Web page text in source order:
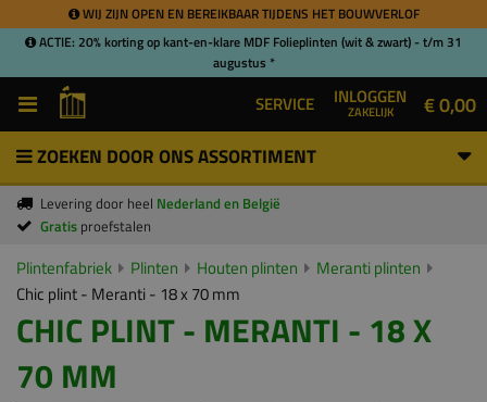
WIJ ZIJN OPEN EN BEREIKBAAR TIJDENS HET BOUWVERLOF
ACTIE: 20% korting op kant-en-klare MDF Folieplinten (wit & zwart) - t/m 31
augustus *
SERVICE INLOGGEN
ZAKELIJK € 0,00
ZOEKEN DOOR ONS ASSORTIMENT
Levering door heel Nederland en België
Gratis proefstalen
Plintenfabriek Plinten Houten plinten
Meranti plinten
Chic plint - Meranti - 18 x 70 mm
CHIC PLINT - MERANTI - 18 X
70 MM